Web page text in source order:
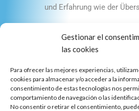
Gestionar el
las cookies
Para ofrecer las mejores experiencias,
cookies para almacenar y/o acceder a la
consentimiento de estas tecnologías nos
comportamiento de navegación o las
No consentir o retirar el consentimiento,
und Erfahrung wie der